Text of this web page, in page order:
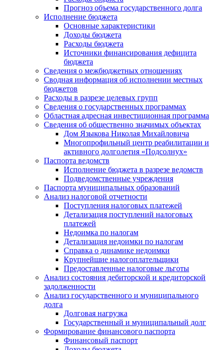
Прогноз объема государственного долга
Исполнение бюджета
Основные характеристики
Доходы бюджета
Расходы бюджета
Источники финансирования дефицита
бюджета
Сведения о межбюджетных отношениях
Сводная информация об исполнении местных
бюджетов
Расходы в разрезе целевых групп
Сведения о государственных программах
Областная адресная инвестиционная программа
Сведения об общественно значимых объектах
Дом Языкова Николая Михайловича
Многопрофильный центр реабилитации и
активного долголетия «Подсолнух»
Паспорта ведомств
Исполнение бюджета в разрезе ведомств
Подведомственные учреждения
Паспорта муниципальных образований
Анализ налоговой отчетности
Поступления налоговых платежей
Детализация поступлений налоговых
платежей
Недоимка по налогам
Детализация недоимки по налогам
Справка о динамике недоимки
Крупнейшие налогоплательщики
Предоставленные налоговые льготы
Анализ состояния дебиторской и кредиторской
задолженности
Анализ государственного и муниципального
долга
Долговая нагрузка
Государственный и муниципальный долг
Формирование финансового паспорта
Финансовый паспорт